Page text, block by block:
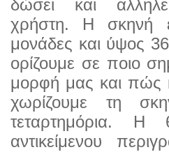
δώσει και
χρήστη. Η σκηνή
μονάδες και ύψος
ορίζουμε σε ποιο
μορφή μας και πώς
χωρίζουμε τη
τεταρτημόρια.
αντικείμενου